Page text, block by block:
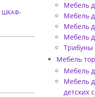
ШКАФ-
Мебель
Мебель
Мебель
Мебель
Трибуны
Мебель
Мебель
Мебель
детских